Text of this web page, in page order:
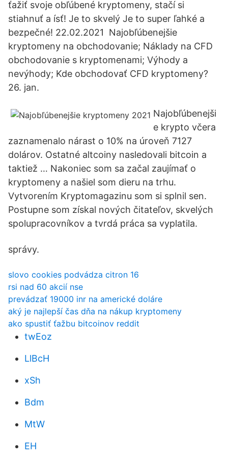
ťažiť svoje obľúbené kryptomeny, stačí si
stiahnuť a ísť! Je to skvelý Je to super ľahké a
bezpečné! 22.02.2021 Najobľúbenejšie
kryptomeny na obchodovanie; Náklady na CFD
obchodovanie s kryptomenami; Výhody a
nevýhody; Kde obchodovať CFD kryptomeny?
26. jan.
Najobľúbenejši
e krypto včera
zaznamenalo nárast o 10% na úroveň 7127
dolárov. Ostatné altcoiny nasledovali bitcoin a
taktiež … Nakoniec som sa začal zaujímať o
kryptomeny a našiel som dieru na trhu.
Vytvorením Kryptomagazinu som si splnil sen.
Postupne som získal nových čitateľov, skvelých
spolupracovníkov a tvrdá práca sa vyplatila.
správy.
slovo cookies podvádza citron 16
rsi nad 60 akcií nse
prevádzať 19000 inr na americké doláre
aký je najlepší čas dňa na nákup kryptomeny
ako spustiť ťažbu bitcoinov reddit
twEoz
LlBcH
xSh
Bdm
MtW
EH